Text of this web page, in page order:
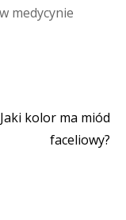
medycynie
Jaki kolor ma miód
faceliowy?